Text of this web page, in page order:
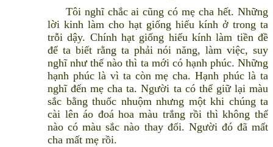
Tôi nghĩ chắc ai cũng có mẹ cha hết. Những
lời kinh làm cho hạt giống hiếu kính ở trong ta
trỗi dậy. Chính hạt giống hiếu kính làm tiền đề
để ta biết rằng ta phải nói năng, làm việc, suy
nghĩ như thế nào thì ta mới có hạnh phúc. Những
hạnh phúc là vì ta còn mẹ cha. Hạnh phúc là ta
nghĩ đến mẹ cha ta. Người ta có thể giữ lại màu
sắc bằng thuốc nhuộm nhưng một khi chúng ta
cài lên áo đoá hoa màu trắng rồi thì không thể
nào có màu sắc nào thay đổi. Người đó đã mất
cha mất mẹ rồi.